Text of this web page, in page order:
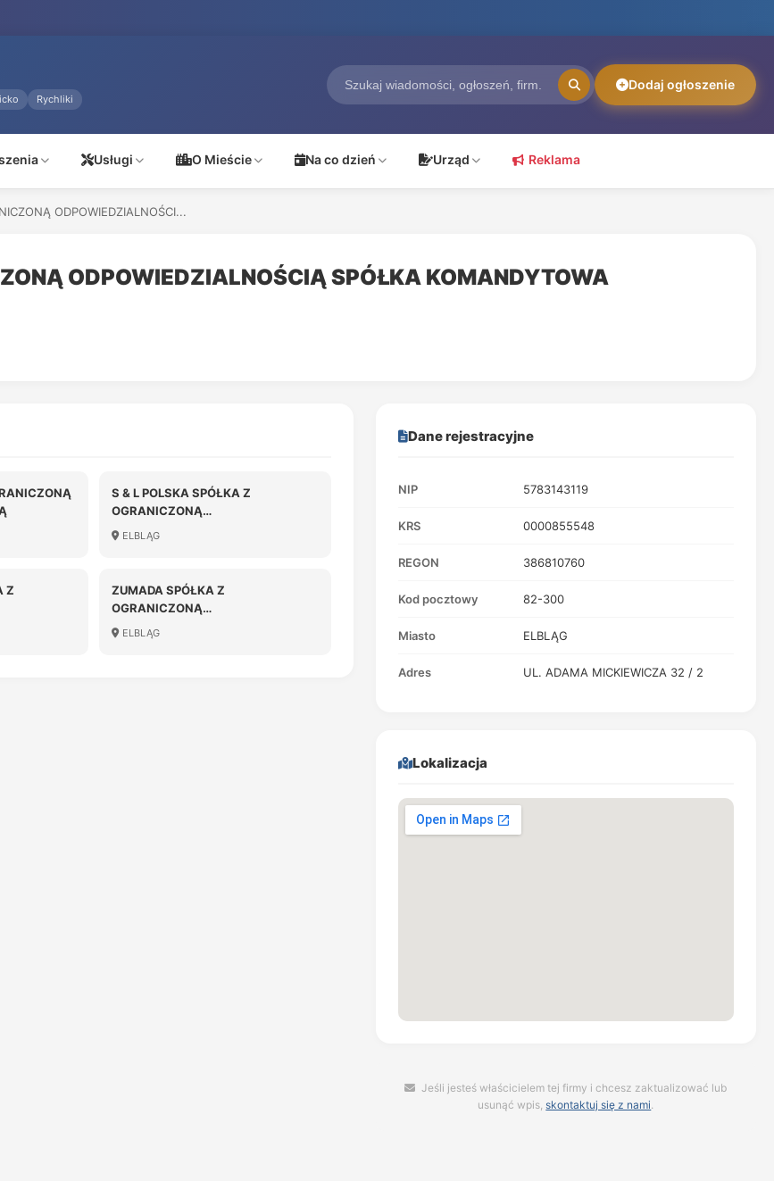
Rychliki
Dodaj ogłoszenie
Usługi O Mieście Na co dzień Urząd Reklama
ODPOWIEDZIALNOŚCI...
ODPOWIEDZIALNOŚCIĄ SPÓŁKA KOMANDYTOWA
S & L POLSKA SPÓŁKA Z
OGRANICZONĄ
ODPOWIEDZIALNOŚCIĄ W
LIKWIDACJI
ELBLĄG
Z
ZUMADA SPÓŁKA Z
OGRANICZONĄ
ODPOWIEDZIALNOŚCIĄ
ELBLĄG
Dane rejestracyjne
NIP 5783143119
KRS 0000855548
REGON 386810760
Kod pocztowy 82-300
Miasto ELBLĄG
Adres UL. ADAMA MICKIEWICZA 32 / 2
Lokalizacja
Jeśli jesteś właścicielem tej firmy i chcesz zaktualizować lub
usunąć wpis,skontaktuj się z nami.